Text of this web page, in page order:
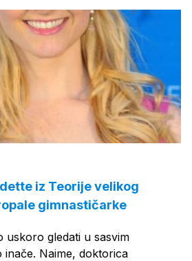
iz Teorije velikog
gimnastičarke
uskoro gledati u sasvim
inače. Naime, doktorica